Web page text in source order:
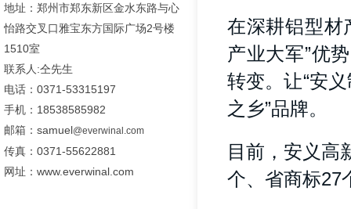
地址：郑州市郑东新区金水东路与心
怡路交叉口雅宝东方国际广场2号楼
1510室
联系人:仝先生
电话：0371-53315197
手机：18538585982
邮箱：samuel@everwinal.com
传真：0371-55622881
网址：www.everwinal.com
在深耕铝型材
产业大军”优
转变。让“安
之乡”品牌。
目前，安义高
个、省商标27